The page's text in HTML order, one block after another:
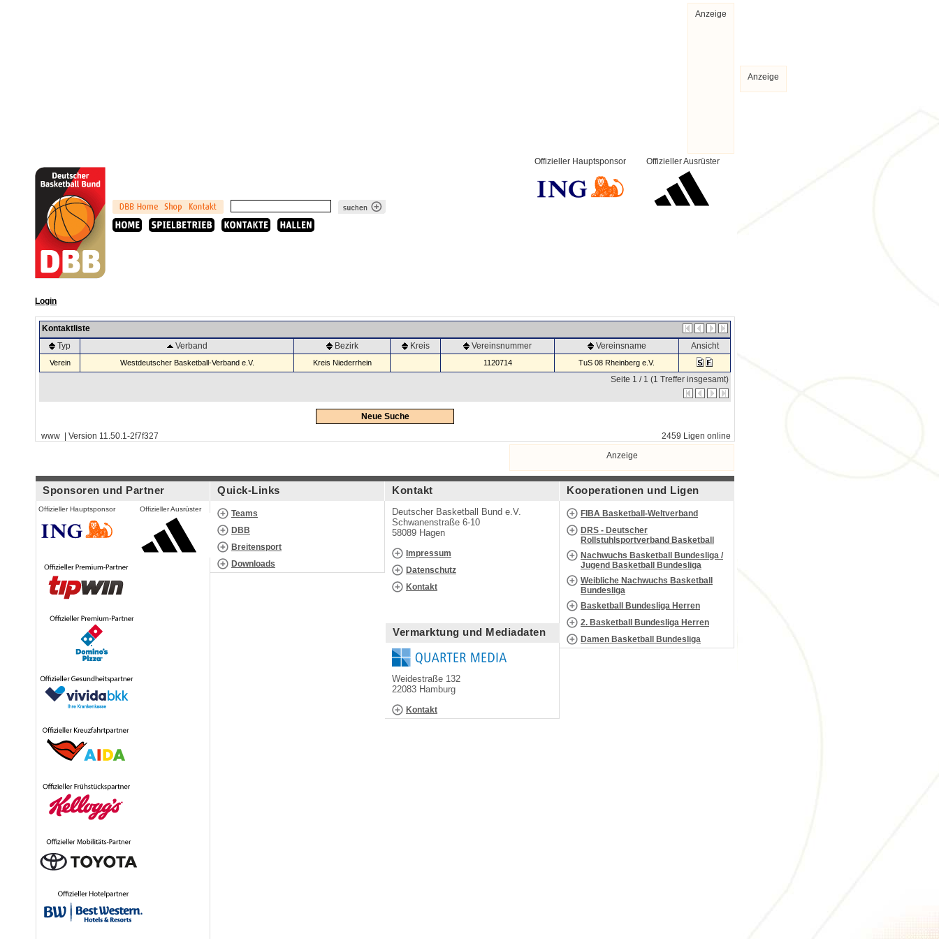
Anzeige
Offizieller Ausrüster
Offizieller Hauptsponsor
Login
Kontaktliste
Typ
Verband Bezirk Kreis Vereinsnummer Vereinsname Ansicht
Verein Westdeutscher Basketball-Verband e.V. Kreis Niederrhein 1120714 TuS 08 Rheinberg e.V.
Seite 1 / 1 (1 Treffer insgesamt)
Neue Suche
www | Version 11.50.1-2f7f327
2459 Ligen online
Anzeige
Sponsoren und Partner
Offizieller Hauptsponsor Offizieller Ausrüster
Quick-Links
Teams
DBB
Breitensport
Downloads
Kontakt
Deutscher Basketball Bund e.V.
Schwanenstraße 6-10
58089 Hagen
Impressum
Datenschutz
Kontakt
Vermarktung und Mediadaten
Weidestraße 132
22083 Hamburg
Kontakt
Kooperationen und Ligen
FIBA Basketball-Weltverband
DRS - Deutscher
Rollstuhlsportverband Basketball
Nachwuchs Basketball Bundesliga /
Jugend Basketball Bundesliga
Weibliche Nachwuchs Basketball
Bundesliga
Basketball Bundesliga Herren
2. Basketball Bundesliga Herren
Damen Basketball Bundesliga
Anzeige